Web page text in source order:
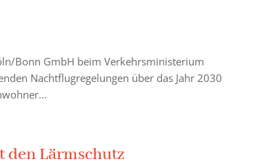
Bonn GmbH beim Verkehrsministerium
Nachtflugregelungen über das Jahr 2030
den Lärmschutz